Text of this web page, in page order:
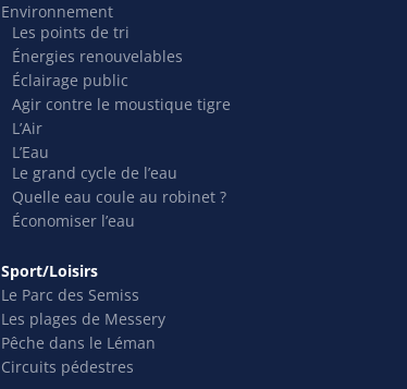
Environnement
Les points de tri
Énergies renouvelables
Éclairage public
Agir contre le moustique tigre
L’Air
L’Eau
Le grand cycle de l’eau
Quelle eau coule au robinet ?
Économiser l’eau
Sport/Loisirs
Le Parc des Semiss
Les plages de Messery
Pêche dans le Léman
Circuits pédestres